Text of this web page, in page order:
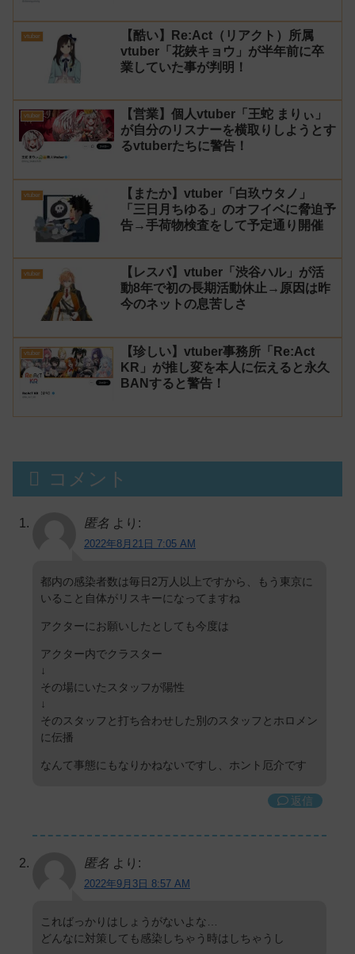
vtuber
【酷い】Re:Act（リアクト）所属
vtuber「花鋏キョウ」が半年前に卒
業していた事が判明！
vtuber
【営業】個人vtuber「王蛇 まりぃ」
が自分のリスナーを横取りしようとす
るvtuberたちに警告！
vtuber
【またか】vtuber「白玖ウタノ」
「三日月ちゆる」のオフイベに脅迫予
告→手荷物検査をして予定通り開催
vtuber
【レスバ】vtuber「渋谷ハル」が活
動8年で初の長期活動休止→原因は昨
今のネットの息苦しさ
vtuber
【珍しい】vtuber事務所「Re:Act
KR」が推し変を本人に伝えると永久
BANすると警告！
コメント
匿名 より:
2022年8月21日 7:05 AM
都内の感染者数は毎日2万人以上ですから、もう東京に
いること自体がリスキーになってますね
アクターにお願いしたとしても今度は
アクター内でクラスター
↓
その場にいたスタッフが陽性
↓
そのスタッフと打ち合わせした別のスタッフとホロメン
に伝播
なんて事態にもなりかねないですし、ホント厄介です
返信
匿名 より:
2022年9月3日 8:57 AM
こればっかりはしょうがないよな…
どんなに対策しても感染しちゃう時はしちゃうし